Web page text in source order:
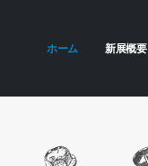
ホーム 新展概要